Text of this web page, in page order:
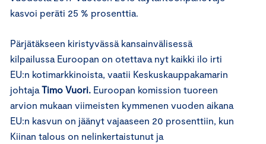
kasvoi peräti 25 % prosenttia.
Pärjätäkseen kiristyvässä kansainvälisessä
kilpailussa Euroopan on otettava nyt kaikki ilo irti
EU:n kotimarkkinoista, vaatii Keskuskauppakamarin
johtaja Timo Vuori. Euroopan komission tuoreen
arvion mukaan viimeisten kymmenen vuoden aikana
EU:n kasvun on jäänyt vajaaseen 20 prosenttiin, kun
Kiinan talous on nelinkertaistunut ja